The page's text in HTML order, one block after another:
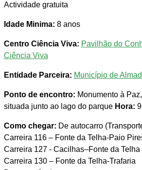
Actividade gratuita
Idade Minima: 8 anos
Centro Ciência Viva: Pavilhão do
Ciência Viva
Entidade Parceira: Município de
Ponto de encontro: Monumento à
situada junto ao lago do parque Hora:
Como chegar: De autocarro
Carreira 116 – Fonte da Telha-Paio
Carreira 127 - Cacilhas–Fonte da Telha
Carreira 130 – Fonte da Telha-Trafaria